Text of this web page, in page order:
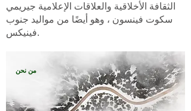
الثقافة الأخلاقية والعلاقات الإعلامية جيريمي
سكوت فينسون ، وهو أيضًا من مواليد جنوب
فينيكس.
من نحن